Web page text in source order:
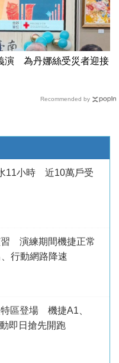
演 為丹娜絲受災者迎接
Recommended by
11小時 近10萬戶受
演練期間機捷正常
行動網路降速
區登場 機捷A1、
即日搶先開跑